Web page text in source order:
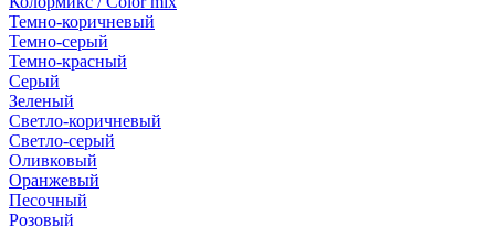
Темно-коричневый
Темно-серый
Темно-красный
Серый
Зеленый
Светло-коричневый
Светло-серый
Оливковый
Оранжевый
Песочный
Розовый